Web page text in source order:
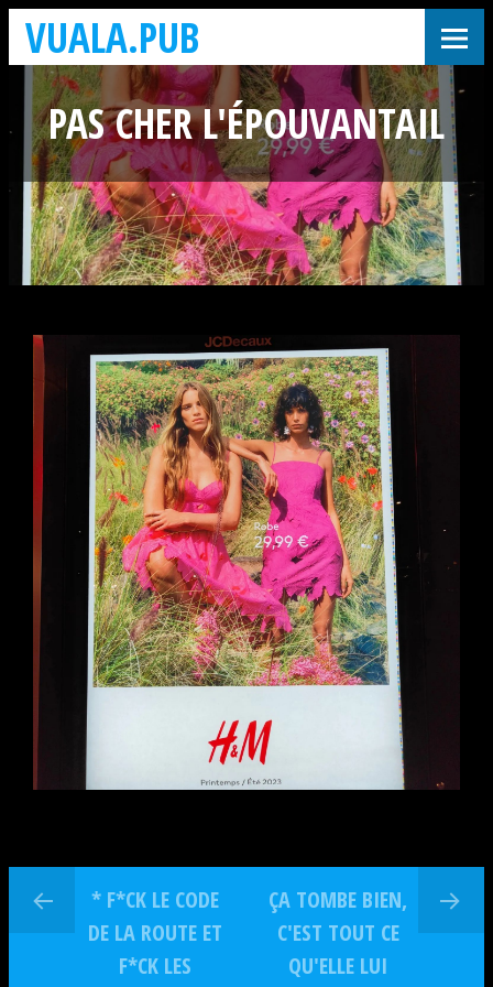
VUALA.PUB
PAS CHER L'ÉPOUVANTAIL
* F*CK LE CODE
DE LA ROUTE ET
F*CK LES
ÇA TOMBE BIEN,
C'EST TOUT CE
QU'ELLE LUI